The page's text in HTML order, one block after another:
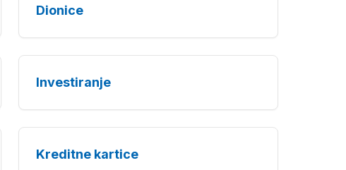
Dionice
Investiranje
Kreditne kartice